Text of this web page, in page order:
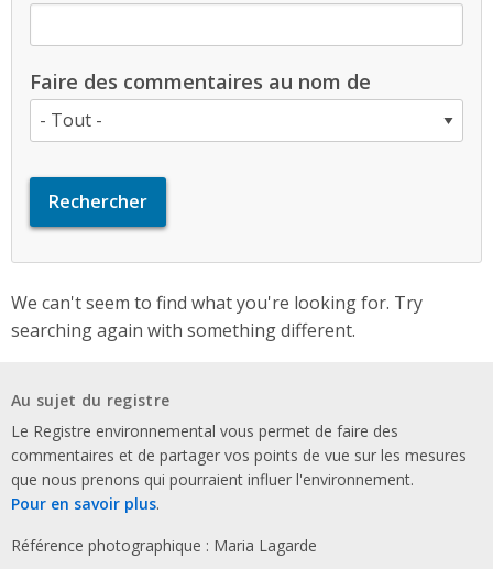
Faire des commentaires au nom de
We can't seem to find what you're looking for. Try
searching again with something different.
Au sujet du registre
Le Registre environnemental vous permet de faire des
commentaires et de partager vos points de vue sur les mesures
que nous prenons qui pourraient influer l'environnement.
Pour en savoir plus.
Référence photographique : Maria Lagarde